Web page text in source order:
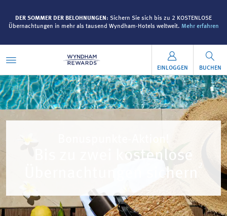
DER SOMMER DER BELOHNUNGEN : Sichern Sie sich bis zu 2 KOSTENLOSE
Übernachtungen in mehr als tausend Wyndham-Hotels weltweit. Mehr erfahren
EINLOGGEN BUCHEN
Bis zu zwei kostenlose
Übernachtungen sichern